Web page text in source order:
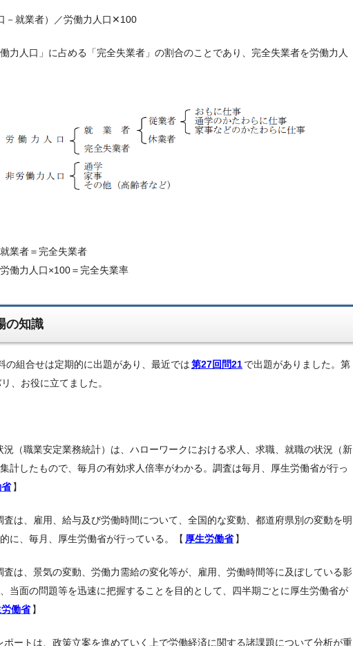
－就業者）／労働力人口✕100
力人口」に占める「完全失業者」の割合のことであり、完全失業者を労働力人
業者＝完全失業者
働力人口×100＝完全失業率
の知識
の組合せは定期的に出題があり、最近では第27回問21で出題がありました。第
、お役に立てました。
況（職業安定業務統計）は、ハローワークにおける求人、求職、就職の状況（新
計したもので、毎月の有効求人倍率がわかる。調査は毎月、厚生労働省が行っ
】
査は、雇用、給与及び労働時間について、全国的な変動、都道府県別の変動を明
に、毎月、厚生労働省が行っている。【 厚生労働省 】
査は、景気の変動、労働力需給の変化等が、雇用、労働時間等に及ぼしている影
当面の問題等を迅速に把握することを目的として、四半期ごとに厚生労働省が
働省 】
ポートは、政策立案を進めていく上で労働経済に関する諸課題について分析が重